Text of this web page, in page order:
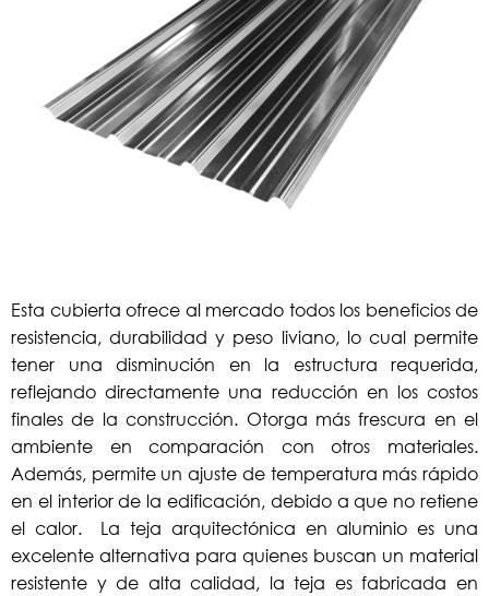
Esta cubierta ofrece al mercado todos los beneficios de
resistencia, durabilidad y peso liviano, lo cual permite
tener una disminución en la estructura requerida,
reflejando directamente una reducción en los costos
finales de la construcción. Otorga más frescura en el
ambiente en comparación con otros materiales.
Además, permite un ajuste de temperatura más rápido
en el interior de la edificación, debido a que no retiene
el calor. La teja arquitectónica en aluminio es una
excelente alternativa para quienes buscan un material
resistente y de alta calidad, la teja es fabricada en